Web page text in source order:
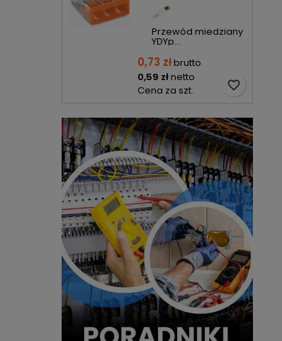
Przewód miedziany
YDYp...
0,73 złbrutto
0,59 złnetto
Cena za szt.
favorite_border